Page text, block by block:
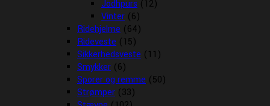
Jodhpurs (12)
Vinter (6)
Ridehjelme (64)
Rideveste (15)
Sikkerhedsveste (11)
Smykker (6)
Sporer og remme (50)
Strømper (33)